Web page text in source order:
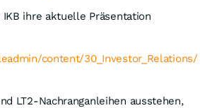
ihre aktuelle Präsentation
content/
LT2-Nachranganleihen ausstehen,